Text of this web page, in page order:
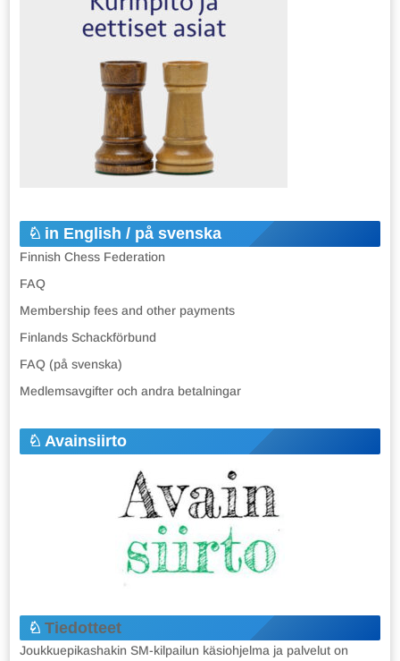
in English / på svenska
Finnish Chess Federation
FAQ
Membership fees and other payments
Finlands Schackförbund
FAQ (på svenska)
Medlemsavgifter och andra betalningar
Avainsiirto
Tiedotteet
Joukkuepikashakin SM-kilpailun käsiohjelma ja palvelut on